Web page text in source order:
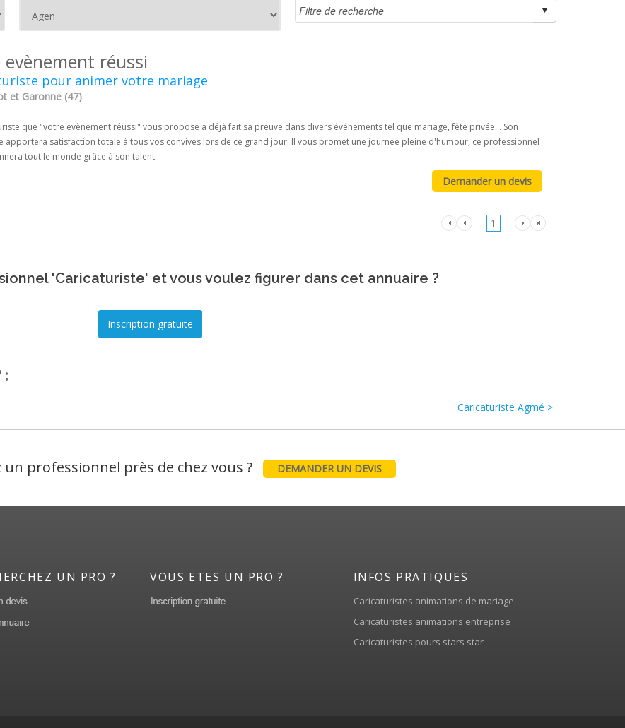
réussi
pour animer votre mariage
et Garonne (47)
que "votre evènement réussi" vous propose a déjà fait sa preuve dans divers événements tel que mariage, fête privée... Son
apportera satisfaction totale à tous vos convives lors de ce grand jour. Il vous promet une journée pleine d'humour, ce professionnel
tout le monde grâce à son talent.
1
'Caricaturiste' et vous voulez figurer dans cet annuaire ?
:
Caricaturiste Agmé >
un professionnel près de chez vous ? DEMANDER UN DEVIS
UN PRO ? VOUS ETES UN PRO ? INFOS PRATIQUES
Caricaturistes animations de mariage
Caricaturistes animations entreprise
Caricaturistes pours stars star